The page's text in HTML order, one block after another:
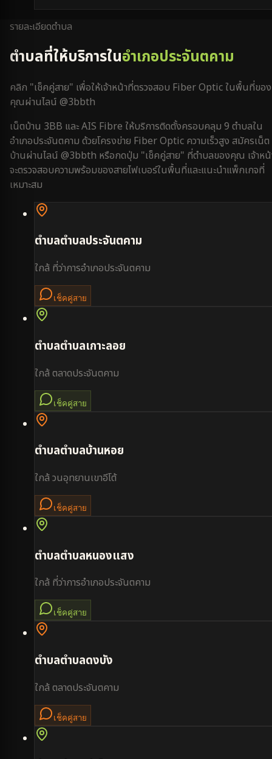
รายละเอียดตำบล
ตำบลที่ให้บริการในอำเภอประจันตคาม
คลิก "เช็คคู่สาย" เพื่อให้เจ้าหน้าที่ตรวจสอบ Fiber Optic ในพื้นที่ของ
คุณผ่านไลน์ @3bbth
เน็ตบ้าน 3BB และ AIS Fibre ให้บริการติดตั้งครอบคลุม 9 ตำบลใน
อำเภอประจันตคาม ด้วยโครงข่าย Fiber Optic ความเร็วสูง สมัครเน็ต
บ้านผ่านไลน์ @3bbth หรือกดปุ่ม "เช็คคู่สาย" ที่ตำบลของคุณ เจ้าห
จะตรวจสอบความพร้อมของสายไฟเบอร์ในพื้นที่และแนะนำแพ็กเกจที่
เหมาะสม
ตำบลตำบลประจันตคาม
ใกล้ ที่ว่าการอำเภอประจันตคาม
เช็คคู่สาย
ตำบลตำบลเกาะลอย
ใกล้ตลาดประจันตคาม
เช็คคู่สาย
ตำบลตำบลบ้านหอย
ใกล้วนอุทยานเขาอีโต้
เช็คคู่สาย
ตำบลตำบลหนองแสง
ใกล้ ที่ว่าการอำเภอประจันตคาม
เช็คคู่สาย
ตำบลตำบลดงบัง
ใกล้ตลาดประจันตคาม
เช็คคู่สาย